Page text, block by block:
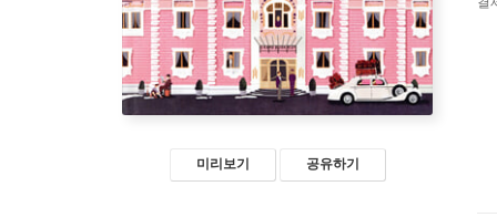
미리보기 공유하기